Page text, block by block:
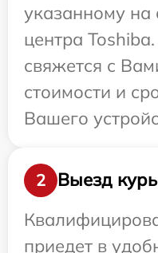
указанному на
центра
свяжется с
стоимости и
Вашего
2
Выезд
приедет в